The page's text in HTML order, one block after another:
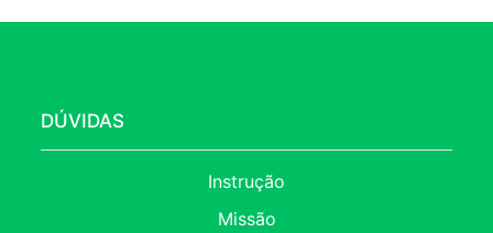
DÚVIDAS
Instrução
Missão